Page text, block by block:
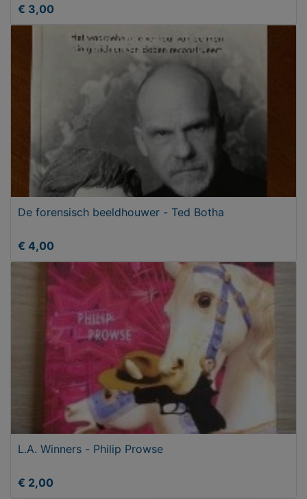
€ 3,00
De forensisch beeldhouwer - Ted Botha
€ 4,00
L.A. Winners - Philip Prowse
€ 2,00